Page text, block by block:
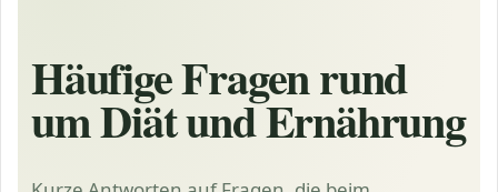
Häufige Fragen rund
um Diät und Ernährung